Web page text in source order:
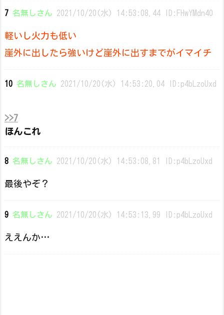
7 名無しさん 2021/10/20(水) 14:53:08.44 ID:FHwYMdn40
軽いし火力も低い
崖外に出したら強いけど崖外に出すまでがイマイチ
10 名無しさん 2021/10/20(水) 14:53:20.04 ID:p4bLzoUxd
>>7
ほんこれ
8 名無しさん 2021/10/20(水) 14:53:08.81 ID:p4bLzoUxd
最後やぞ？
9 名無しさん 2021/10/20(水) 14:53:13.99 ID:p4bLzoUxd
ええんか…